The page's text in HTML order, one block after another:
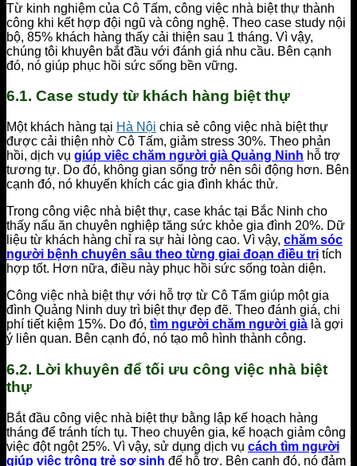
Từ kinh nghiệm của Cô Tấm, công việc nhà biệt thự thành
công khi kết hợp đội ngũ và công nghệ. Theo case study nội
bộ, 85% khách hàng thấy cải thiện sau 1 tháng. Vì vậy,
chúng tôi khuyên bắt đầu với đánh giá nhu cầu. Bên cạnh
đó, nó giúp phục hồi sức sống bền vững.
6.1. Case study từ khách hàng biệt thự
Một khách hàng tại Hà Nội chia sẻ công việc nhà biệt thự
được cải thiện nhờ Cô Tấm, giảm stress 30%. Theo phản
hồi, dịch vụ giúp việc chăm người già Quảng Ninh hỗ trợ
tương tự. Do đó, không gian sống trở nên sôi động hơn. Bên
cạnh đó, nó khuyến khích các gia đình khác thử.
Trong công việc nhà biệt thự, case khác tại Bắc Ninh cho
thấy nấu ăn chuyên nghiệp tăng sức khỏe gia đình 20%. Dữ
liệu từ khách hàng chỉ ra sự hài lòng cao. Vì vậy, chăm sóc
người bệnh chuyên sâu theo từng giai đoạn điều trị tích
hợp tốt. Hơn nữa, điều này phục hồi sức sống toàn diện.
Công việc nhà biệt thự với hỗ trợ từ Cô Tấm giúp một gia
đình Quảng Ninh duy trì biệt thự đẹp đẽ. Theo đánh giá, chi
phí tiết kiệm 15%. Do đó, tìm người chăm người già là gợi
ý liên quan. Bên cạnh đó, nó tạo mô hình thành công.
6.2. Lời khuyên để tối ưu công việc nhà biệt
thự
Bắt đầu công việc nhà biệt thự bằng lập kế hoạch hàng
tháng để tránh tích tụ. Theo chuyên gia, kế hoạch giảm công
việc đột ngột 25%. Vì vậy, sử dụng dịch vụ cách tìm người
giúp việc trông trẻ sơ sinh để hỗ trợ. Bên cạnh đó, nó đảm